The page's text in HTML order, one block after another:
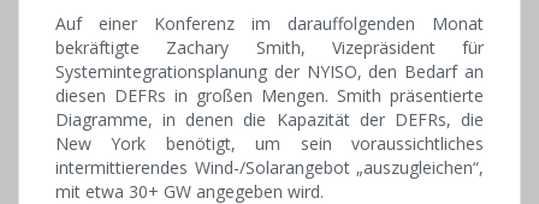
Auf einer Konferenz im darauffolgenden Monat
bekräftigte Zachary Smith, Vizepräsident für
Systemintegrationsplanung der NYISO, den Bedarf an
diesen DEFRs in großen Mengen. Smith präsentierte
Diagramme, in denen die Kapazität der DEFRs, die
New York benötigt, um sein voraussichtliches
intermittierendes Wind-/Solarangebot „auszugleichen“,
mit etwa 30+ GW angegeben wird.